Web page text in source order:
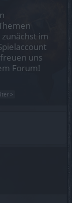
im
uns
Forum!
>